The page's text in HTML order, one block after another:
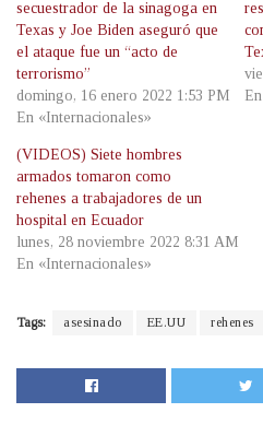
secuestrador de la sinagoga en
Texas y Joe Biden aseguró que
el ataque fue un “acto de
terrorismo”
domingo, 16 enero 2022 1:53 PM
En «Internacionales»
(VIDEOS) Siete hombres
armados tomaron como
rehenes a trabajadores de un
hospital en Ecuador
lunes, 28 noviembre 2022 8:31 AM
En «Internacionales»
Tags: asesinado EE.UU rehenes